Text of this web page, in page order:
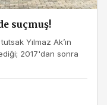
suçmuş!
Yılmaz Ak’ın
2017'dan sonra